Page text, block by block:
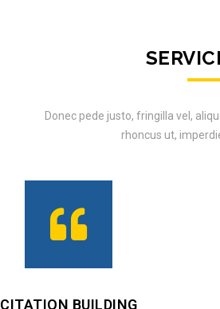
Donec pede justo, fringilla vel,
rhoncus ut,
CITATION BUILDING